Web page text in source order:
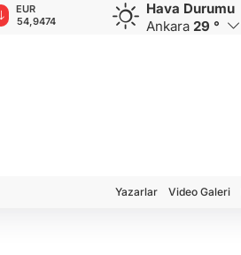
GBP
64,1494
CHF
58,5767
CAD
33,9500
Hava Durumu
Ankara 29 °
Yazarlar Video Galeri